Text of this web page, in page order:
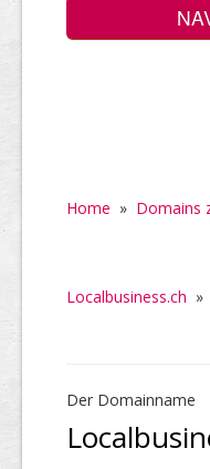
Home » Domains
Localbusiness.ch »
Der Domainname